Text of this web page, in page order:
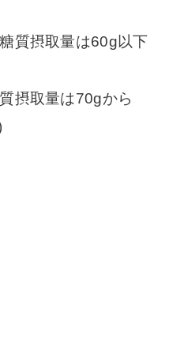
質摂取量は60g以下
摂取量は70gから